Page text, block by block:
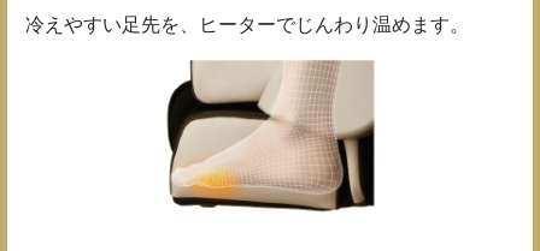
冷えやすい足先を、ヒーターでじんわり温めます。